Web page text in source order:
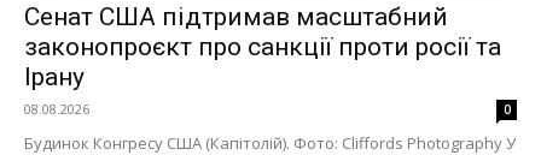
Сенат США підтримав масштабний
законопроєкт про санкції проти росії та
Ірану
08.08.2026 0
Будинок Конгресу США (Капітолій). Фото: Cliffords Photography У